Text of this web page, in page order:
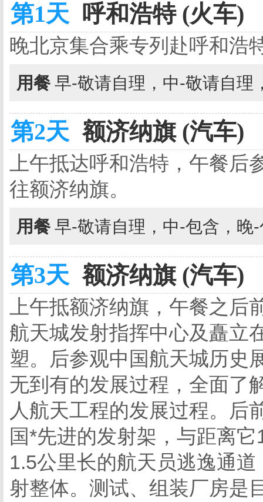
第1天 呼和浩特 (火车)
晚北京集合乘专列赴呼和浩
用餐 早-敬请自理，中-敬请自理
第2天 额济纳旗 (汽车)
上午抵达呼和浩特，午餐
往额济纳旗。
用餐 早-敬请自理，中-包含，晚
第3天 额济纳旗 (汽车)
上午抵额济纳旗，午餐之
航天城发射指挥中心及矗立
塑。后参观中国航天城历史
无到有的发展过程，全面了
人航天工程的发展过程。后
国*先进的发射架，与距离
1.5公里长的航天员逃逸通
射整体。测试、组装厂房是